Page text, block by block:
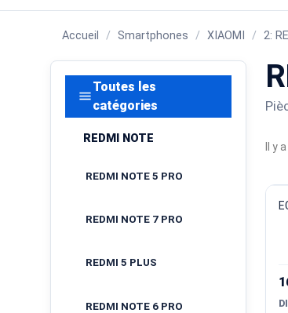
Accueil Smartphones XIAOMI 2:
menu
Toutes les
catégories
REDMI NOTE
REDMI NOTE 5 PRO
REDMI NOTE 7 PRO
REDMI 5 PLUS
REDMI NOTE 6 PRO
Il y